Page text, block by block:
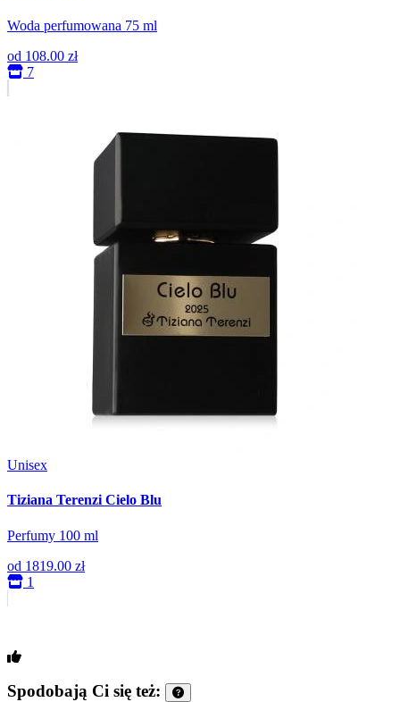
Woda perfumowana 75 ml
od 108.00 zł
7
Unisex
Tiziana Terenzi Cielo Blu
Perfumy 100 ml
od 1819.00 zł
1
Spodobają Ci się też: